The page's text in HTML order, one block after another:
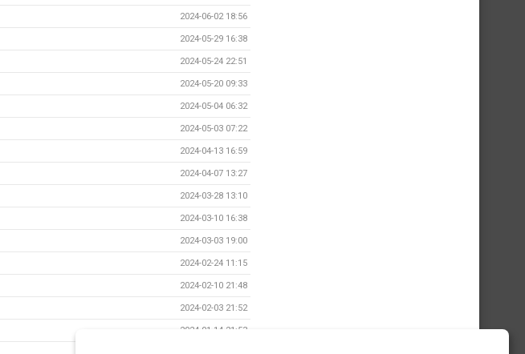
2024-06-02 18:56
2024-05-29 16:38
2024-05-24 22:51
2024-05-20 09:33
2024-05-04 06:32
2024-05-03 07:22
2024-04-13 16:59
2024-04-07 13:27
2024-03-28 13:10
2024-03-10 16:38
2024-03-03 19:00
2024-02-24 11:15
2024-02-10 21:48
2024-02-03 21:52
2024-01-14 21:53